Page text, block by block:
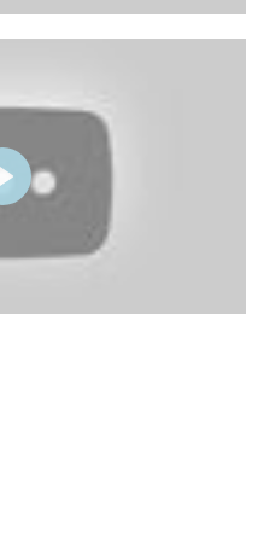
PLAY